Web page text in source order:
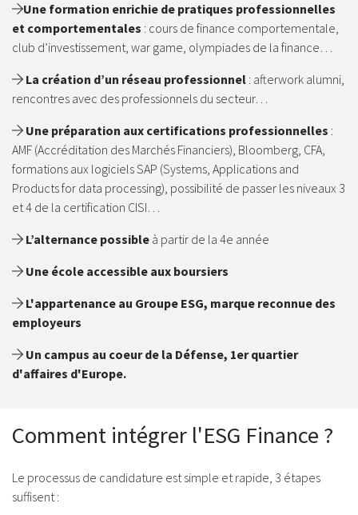
Une formation enrichie de pratiques professionnelles
et comportementales : cours de finance comportementale,
club d’investissement, war game, olympiades de la finance…
La création d’un réseau professionnel : afterwork alumni,
rencontres avec des professionnels du secteur…
Une préparation aux certifications professionnelles :
AMF (Accréditation des Marchés Financiers), Bloomberg, CFA,
formations aux logiciels SAP (Systems, Applications and
Products for data processing), possibilité de passer les niveaux 3
et 4 de la certification CISI…
L’alternance possible à partir de la 4e année
Une école accessible aux boursiers
L'appartenance au Groupe ESG, marque reconnue des
employeurs
Un campus au coeur de la Défense, 1er quartier
d'affaires d'Europe.
Comment intégrer l'ESG Finance ?
Le processus de candidature est simple et rapide, 3 étapes
suffisent :